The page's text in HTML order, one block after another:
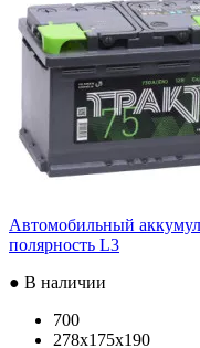
Автомобильный
полярность L3
● В наличии
700
278x175x190